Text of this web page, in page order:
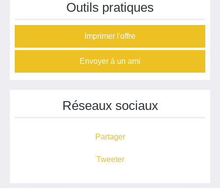
Outils pratiques
Imprimer l'offre
Envoyer à un ami
Réseaux sociaux
Partager
Tweeter